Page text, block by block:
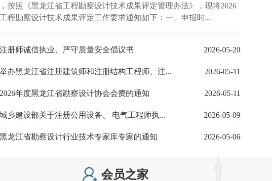
2022-11-11
2020-01-18
按照《黑龙江省工程勘察设计技术成果评定管理办法》，现将2026
程勘察设计技术成果评定工作要求通知如下：一、申报时...
册师诚信执业、严守质量安全倡议书 2026-05-20
办黑龙江省注册建筑师和注册结构工程师、注... 2026-05-11
年度黑龙江省勘察设计协会会费的通知 2026-05-11
乡建设部关于注册公用设备、 电气工程师执... 2026-05-09
龙江省勘察设计行业技术专家库专家的通知 2026-05-06
会员之家